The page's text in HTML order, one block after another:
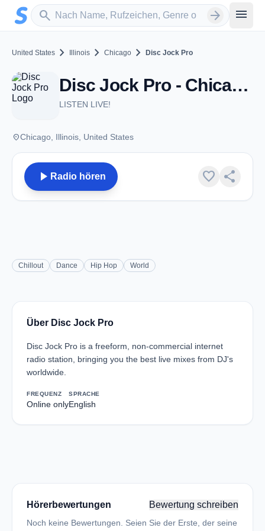
Zum Hauptinhalt springen
search
Sender suchen arrow_forward menu
United States chevron_right Illinois chevron_right Chicago chevron_right Disc Jock Pro
Disc Jock Pro - Chicago, IL
LISTEN LIVE!
placeChicago, Illinois, United States
play_arrow Radio hören favorite share
Chillout Dance Hip Hop World
Über Disc Jock Pro
Disc Jock Pro is a freeform, non-commercial internet
radio station, bringing you the best live mixes from DJ's
worldwide.
FREQUENZ
Online only
SPRACHE
English
Hörerbewertungen Bewertung schreiben
Noch keine Bewertungen. Seien Sie der Erste, der seine